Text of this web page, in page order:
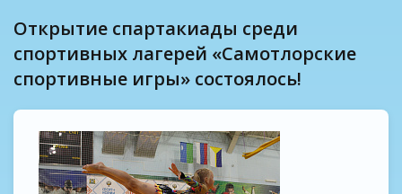
Открытие спартакиады среди
спортивных лагерей «Самотлорские
спортивные игры» состоялось!